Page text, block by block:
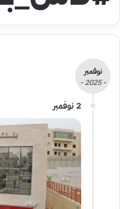
نوفمبر
- 2025 -
2 نوفمبر